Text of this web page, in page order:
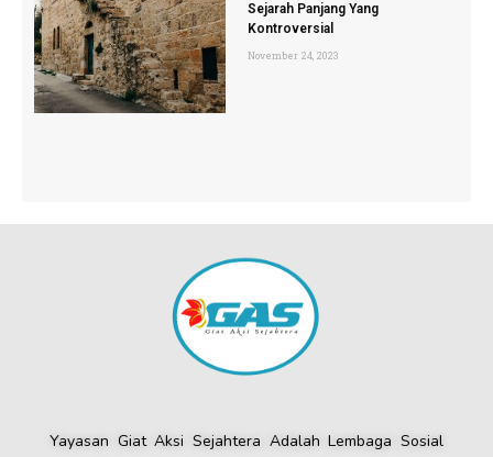
Sejarah Panjang Yang
Kontroversial
November 24, 2023
Yayasan Giat Aksi Sejahtera Adalah Lembaga Sosial